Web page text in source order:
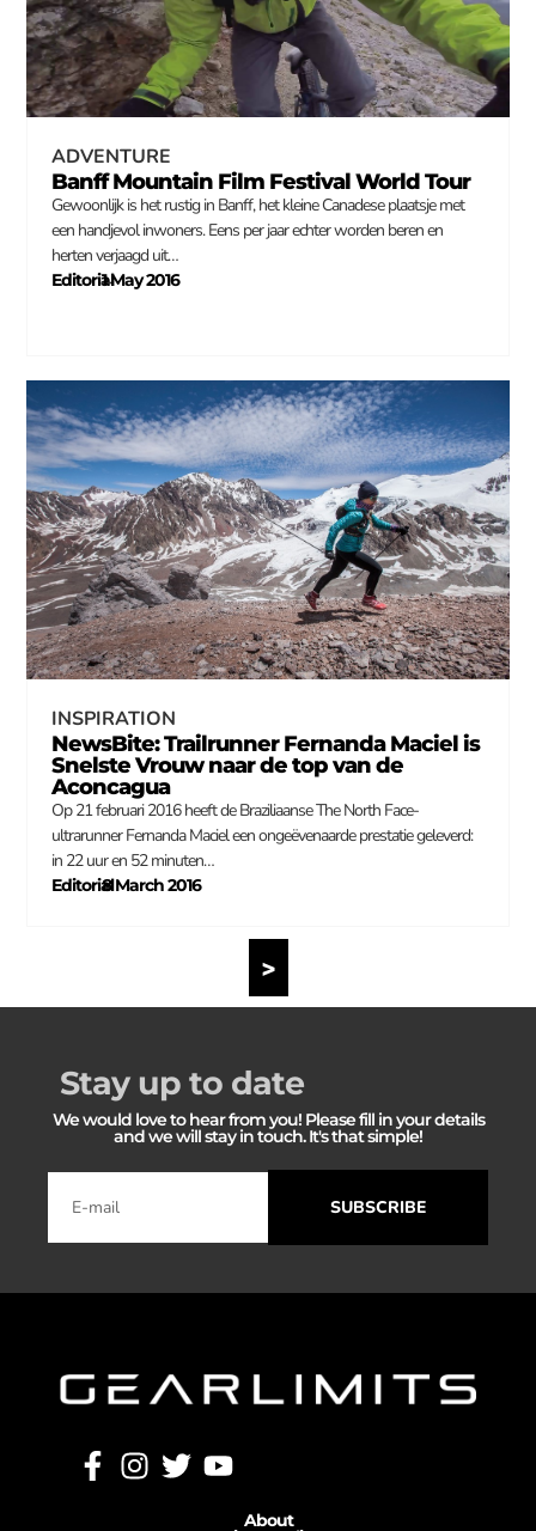
ADVENTURE
Banff Mountain Film Festival World Tour
Gewoonlijk is het rustig in Banff, het kleine Canadese plaatsje met
een handjevol inwoners. Eens per jaar echter worden beren en
herten verjaagd uit…
Editorial
–
1 May 2016
INSPIRATION
NewsBite: Trailrunner Fernanda Maciel is
Snelste Vrouw naar de top van de
Aconcagua
Op 21 februari 2016 heeft de Braziliaanse The North Face-
ultrarunner Fernanda Maciel een ongeëvenaarde prestatie geleverd:
in 22 uur en 52 minuten…
Editorial
–
8 March 2016
>
Stay up to date
We would love to hear from you! Please fill in your details
and we will stay in touch. It's that simple!
SUBSCRIBE
About